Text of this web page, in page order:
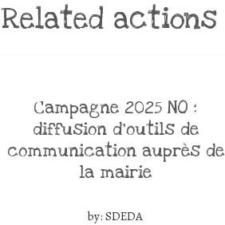
Related actions
Campagne 2025 NO :
diffusion d’outils de
communication auprès de
la mairie
by: SDEDA